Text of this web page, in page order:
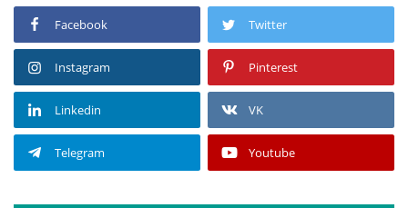
Facebook Twitter
Instagram Pinterest
Linkedin VK
Telegram Youtube